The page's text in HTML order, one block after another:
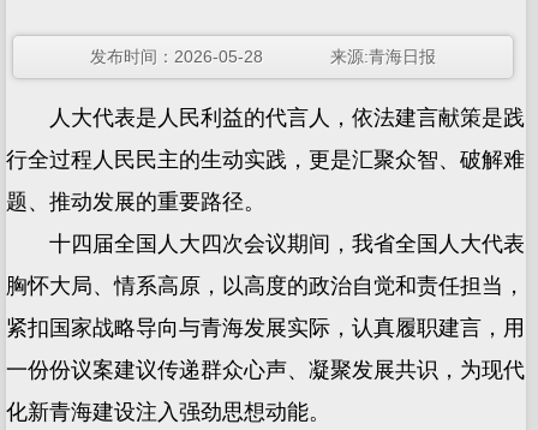
发布时间：2026-05-28 来源:青海日报
人大代表是人民利益的代言人，依法建言献策是践
行全过程人民民主的生动实践，更是汇聚众智、破解难
题、推动发展的重要路径。
十四届全国人大四次会议期间，我省全国人大代表
胸怀大局、情系高原，以高度的政治自觉和责任担当，
紧扣国家战略导向与青海发展实际，认真履职建言，用
一份份议案建议传递群众心声、凝聚发展共识，为现代
化新青海建设注入强劲思想动能。